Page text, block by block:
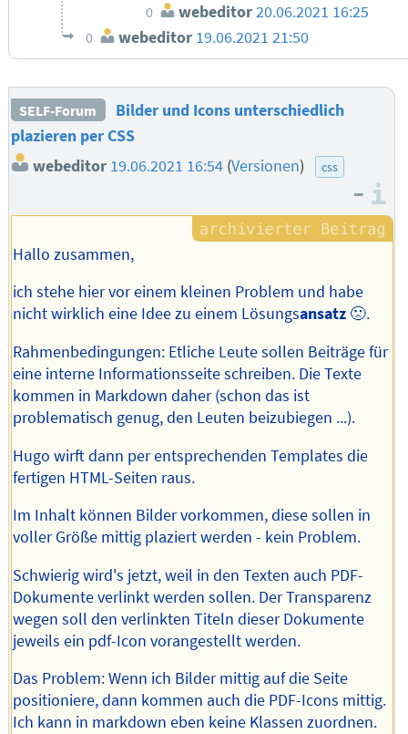
0 webeditor20.06.2021 16:25
0 webeditor 19.06.2021 21:50
SELF-Forum
Bilder und Icons unterschiedlich
plazieren per CSS
webeditor 19.06.2021 16:54 (Versionen) css
–
Hallo zusammen,
ich stehe hier vor einem kleinen Problem und habe
nicht wirklich eine Idee zu einem Lösungsansatz 🙁.
Rahmenbedingungen: Etliche Leute sollen Beiträge für
eine interne Informationsseite schreiben. Die Texte
kommen in Markdown daher (schon das ist
problematisch genug, den Leuten beizubiegen ...).
Hugo wirft dann per entsprechenden Templates die
fertigen HTML-Seiten raus.
Im Inhalt können Bilder vorkommen, diese sollen in
voller Größe mittig plaziert werden - kein Problem.
Schwierig wird's jetzt, weil in den Texten auch PDF-
Dokumente verlinkt werden sollen. Der Transparenz
wegen soll den verlinkten Titeln dieser Dokumente
jeweils ein pdf-Icon vorangestellt werden.
Das Problem: Wenn ich Bilder mittig auf die Seite
positioniere, dann kommen auch die PDF-Icons mittig.
Ich kann in markdown eben keine Klassen zuordnen.